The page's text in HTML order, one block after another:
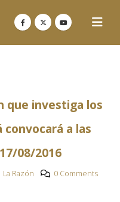
que investiga los
convocará a las
08/2016
La Razón
0 Comments